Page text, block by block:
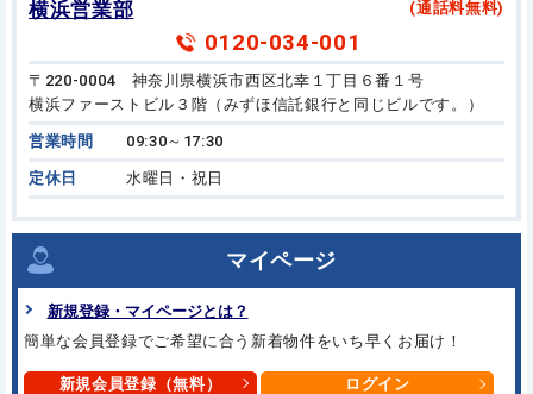
横浜営業部
(通話料無料)
0120-034-001
〒220-0004 神奈川県横浜市西区北幸１丁目６番１号
横浜ファーストビル３階（みずほ信託銀行と同じビルです。）
営業時間 09:30～17:30
定休日 水曜日・祝日
マイページ
新規登録・マイページとは？
簡単な会員登録でご希望に合う 新着物件をいち早くお届け！
新規会員登録（無料） ログイン